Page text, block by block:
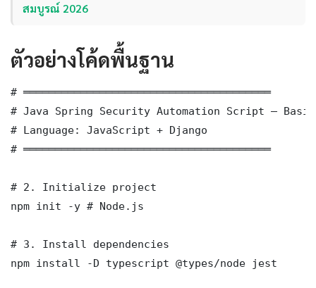
สมบูรณ์ 2026
ตัวอย่างโค้ดพื้นฐาน
# ═══════════════════════════════════════
# Java Spring Security Automation Script —
# Language: JavaScript + Django
# ═══════════════════════════════════════
# 2. Initialize project
npm init -y # Node.js
# 3. Install dependencies
npm install -D typescript @types/node jest